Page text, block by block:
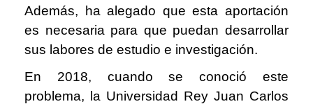
Además, ha alegado que esta aportación
es necesaria para que puedan desarrollar
sus labores de estudio e investigación.
En 2018, cuando se conoció este
problema, la Universidad Rey Juan Carlos